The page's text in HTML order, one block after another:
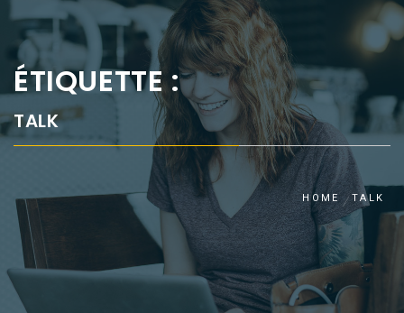
ÉTIQUETTE :
TALK
HOME TALK